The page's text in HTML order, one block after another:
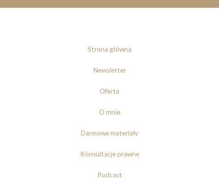
Strona główna
Newsletter
Oferta
O mnie
Darmowe materiały
Konsultacje prawne
Podcast